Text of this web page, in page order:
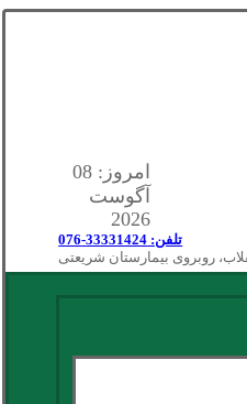
امروز: 08
آگوست
2026
تلفن: 33331424-076
روبروی بیمارستان شریعتی